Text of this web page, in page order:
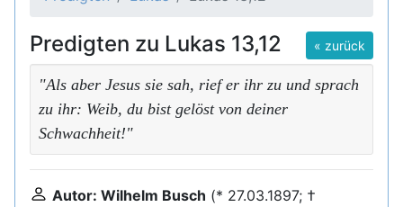
« zurück
Predigten zu Lukas 13,12
"Als aber Jesus sie sah, rief er ihr zu und sprach
zu ihr: Weib, du bist gelöst von deiner
Schwachheit!"
Autor: Wilhelm Busch (* 27.03.1897; †